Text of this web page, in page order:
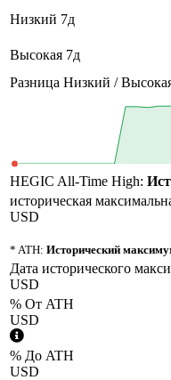
Низкий 7д
Высокая 7д
Разница Низкий /
HEGIC All-Time High:
историческая
USD
* ATH: Исторический
Дата исторического
USD
% От ATH
USD
% До ATH
USD